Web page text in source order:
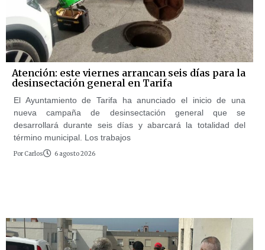
Atención: este viernes arrancan seis días para la
desinsectación general en Tarifa
El Ayuntamiento de Tarifa ha anunciado el inicio de una
nueva campaña de desinsectación general que se
desarrollará durante seis días y abarcará la totalidad del
término municipal. Los trabajos
Por Carlos 6 agosto 2026